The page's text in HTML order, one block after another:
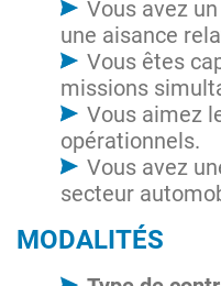
Vous avez
une aisance
Vous êtes
missions
Vous aimez
opérationnels.
Vous avez
secteur
MODALITÉS